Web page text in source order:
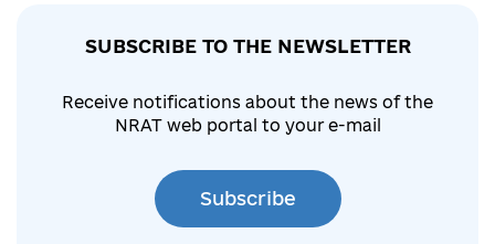
SUBSCRIBE TO THE NEWSLETTER
Receive notifications about the news of the
NRAT web portal to your e-mail
Subscribe